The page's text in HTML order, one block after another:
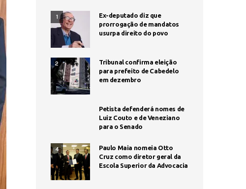
1
Ex-deputado diz que
prorrogação de mandatos
usurpa direito do povo
2
Tribunal confirma eleição
para prefeito de Cabedelo
em dezembro
Petista defenderá nomes de
Luiz Couto e de Veneziano
para o Senado
4
Paulo Maia nomeia Otto
Cruz como diretor geral da
Escola Superior da Advocacia